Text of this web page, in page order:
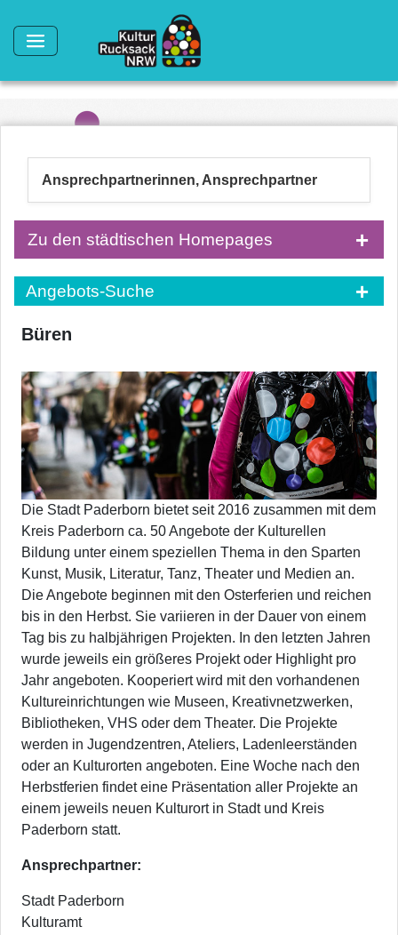
Ansprechpartnerinnen, Ansprechpartner
Zu den städtischen Homepages
Angebots-Suche
Büren
Die Stadt Paderborn bietet seit 2016 zusammen mit dem
Kreis Paderborn ca. 50 Angebote der Kulturellen
Bildung unter einem speziellen Thema in den Sparten
Kunst, Musik, Literatur, Tanz, Theater und Medien an.
Die Angebote beginnen mit den Osterferien und reichen
bis in den Herbst. Sie variieren in der Dauer von einem
Tag bis zu halbjährigen Projekten. In den letzten Jahren
wurde jeweils ein größeres Projekt oder Highlight pro
Jahr angeboten. Kooperiert wird mit den vorhandenen
Kultureinrichtungen wie Museen, Kreativnetzwerken,
Bibliotheken, VHS oder dem Theater. Die Projekte
werden in Jugendzentren, Ateliers, Ladenleerständen
oder an Kulturorten angeboten. Eine Woche nach den
Herbstferien findet eine Präsentation aller Projekte an
einem jeweils neuen Kulturort in Stadt und Kreis
Paderborn statt.
Ansprechpartner:
Stadt Paderborn
Kulturamt